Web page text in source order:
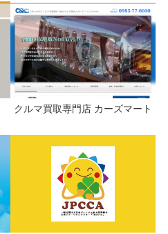
クルマ買取専門店 カーズマート